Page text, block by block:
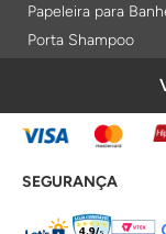
Papeleira para
Porta Shampoo
Porta Toalha
Gabinetes para
Lixeiras
Acabamentos e
FORMAS DE
SEGURANÇA